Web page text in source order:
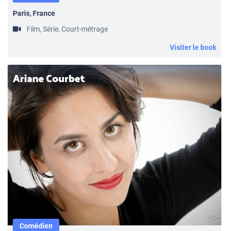
Paris, France
Film, Série, Court-métrage
Visiter le book
Ariane Courbet
Comédien